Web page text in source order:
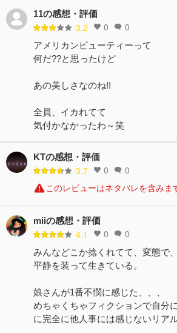
11の感想・評価
3.2 0 0
アメリカンビューティーって
何だ??と思ったけど
あの美しさなのね!!
全員、イカれてて
気付かなかったわ～笑
KTの感想・評価
3.7 0 0
このレビューはネタバレを含みま
miiの感想・評価
4.1 0 0
みんなどこか捻くれてて、変態で
平静を装って生きている。
娘さんが1番不憫に感じた、、、
めちゃくちゃフィクションで自分
に完全に他人事には感じないリア